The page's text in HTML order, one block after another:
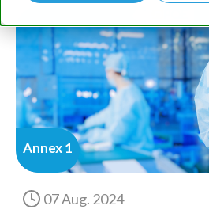
Annex 1
07 Aug. 2024